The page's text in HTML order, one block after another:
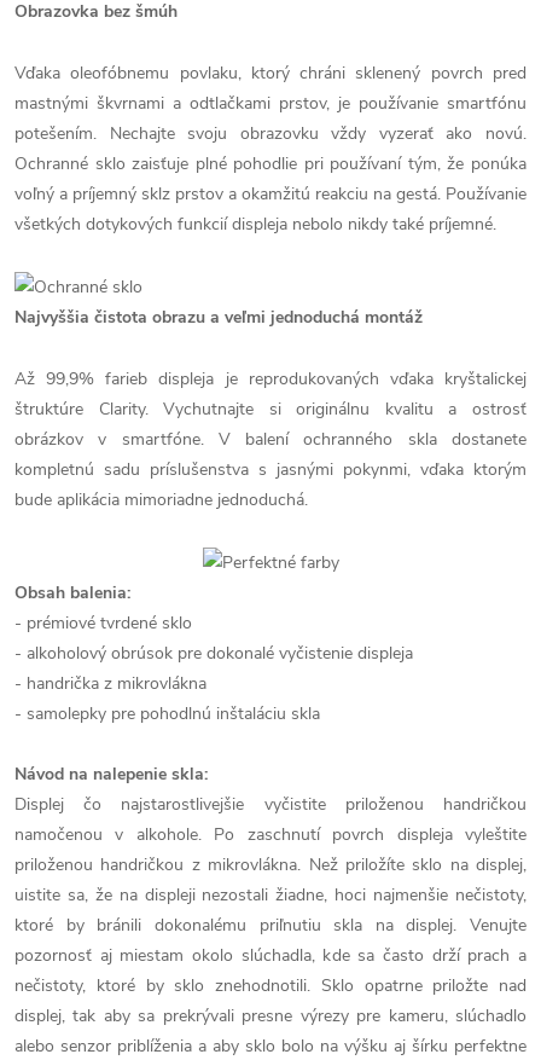
Obrazovka bez šmúh
Vďaka oleofóbnemu povlaku, ktorý chráni sklenený povrch pred
mastnými škvrnami a odtlačkami prstov, je používanie smartfónu
potešením. Nechajte svoju obrazovku vždy vyzerať ako novú.
Ochranné sklo zaisťuje plné pohodlie pri používaní tým, že ponúka
voľný a príjemný sklz prstov a okamžitú reakciu na gestá. Používanie
všetkých dotykových funkcií displeja nebolo nikdy také príjemné.
Najvyššia čistota obrazu a veľmi jednoduchá montáž
Až 99,9% farieb displeja je reprodukovaných vďaka kryštalickej
štruktúre Clarity. Vychutnajte si originálnu kvalitu a ostrosť
obrázkov v smartfóne. V balení ochranného skla dostanete
kompletnú sadu príslušenstva s jasnými pokynmi, vďaka ktorým
bude aplikácia mimoriadne jednoduchá.
Obsah balenia:
- prémiové tvrdené sklo
- alkoholový obrúsok pre dokonalé vyčistenie displeja
- handrička z mikrovlákna
- samolepky pre pohodlnú inštaláciu skla
Návod na nalepenie skla:
Displej čo najstarostlivejšie vyčistite priloženou handričkou
namočenou v alkohole. Po zaschnutí povrch displeja vyleštite
priloženou handričkou z mikrovlákna. Než priložíte sklo na displej,
uistite sa, že na displeji nezostali žiadne, hoci najmenšie nečistoty,
ktoré by bránili dokonalému priľnutiu skla na displej. Venujte
pozornosť aj miestam okolo slúchadla, kde sa často drží prach a
nečistoty, ktoré by sklo znehodnotili. Sklo opatrne priložte nad
displej, tak aby sa prekrývali presne výrezy pre kameru, slúchadlo
alebo senzor priblíženia a aby sklo bolo na výšku aj šírku perfektne